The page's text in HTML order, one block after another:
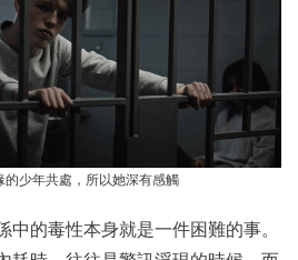
少年共處，所以她深有感觸
中的毒性本身就是一件困難的事。